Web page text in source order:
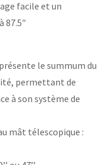
facile et un
87.5″
le summum du
permettant de
à son système de
mât télescopique :